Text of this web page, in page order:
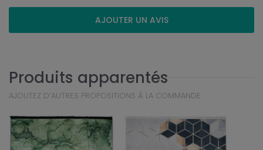
AJOUTER UN AVIS
Produits apparentés
AJOUTEZ D’AUTRES PROPOSITIONS À LA COMMANDE